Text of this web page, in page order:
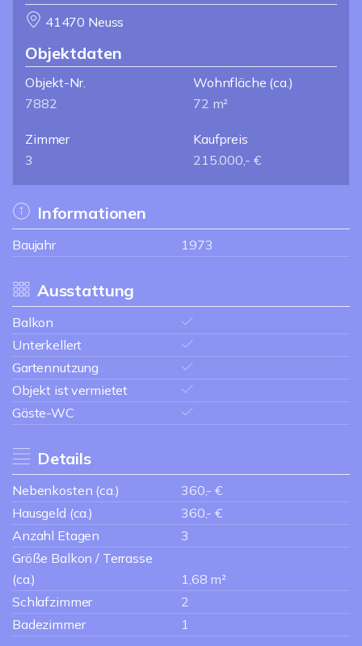
41470 Neuss
Objektdaten
Objekt-Nr.
7882
Wohnfläche (ca.)
72 m²
Zimmer
3
Kaufpreis
215.000,- €
Informationen
Baujahr 1973
Ausstattung
Balkon
Unterkellert
Gartennutzung
Objekt ist vermietet
Gäste-WC
Details
Nebenkosten (ca.)
360,- €
Hausgeld (ca.)
360,- €
Anzahl Etagen
3
Größe Balkon / Terrasse
(ca.)
1,68 m²
Schlafzimmer
2
Badezimmer
1